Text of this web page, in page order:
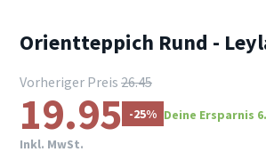
Orientteppich Rund -
Vorheriger Preis 26.45
19.95 -25% Deine Ersparnis
Inkl. MwSt.